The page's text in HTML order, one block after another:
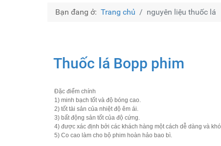
Bạn đang ở: Trang chủ nguyên liệu thuốc lá
Thuốc lá Bopp phim
Đặc điểm chính
1) minh bạch tốt và độ bóng cao.
2) tốt tài sản của nhiệt độ êm ái.
3) bất động sản tốt của độ cứng.
4) được xác định bởi các khách hàng một cách dễ dàng và
5) Co cao làm cho bộ phim hoàn hảo bao bì.